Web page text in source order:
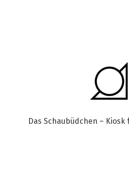
Das Schaubüdchen –